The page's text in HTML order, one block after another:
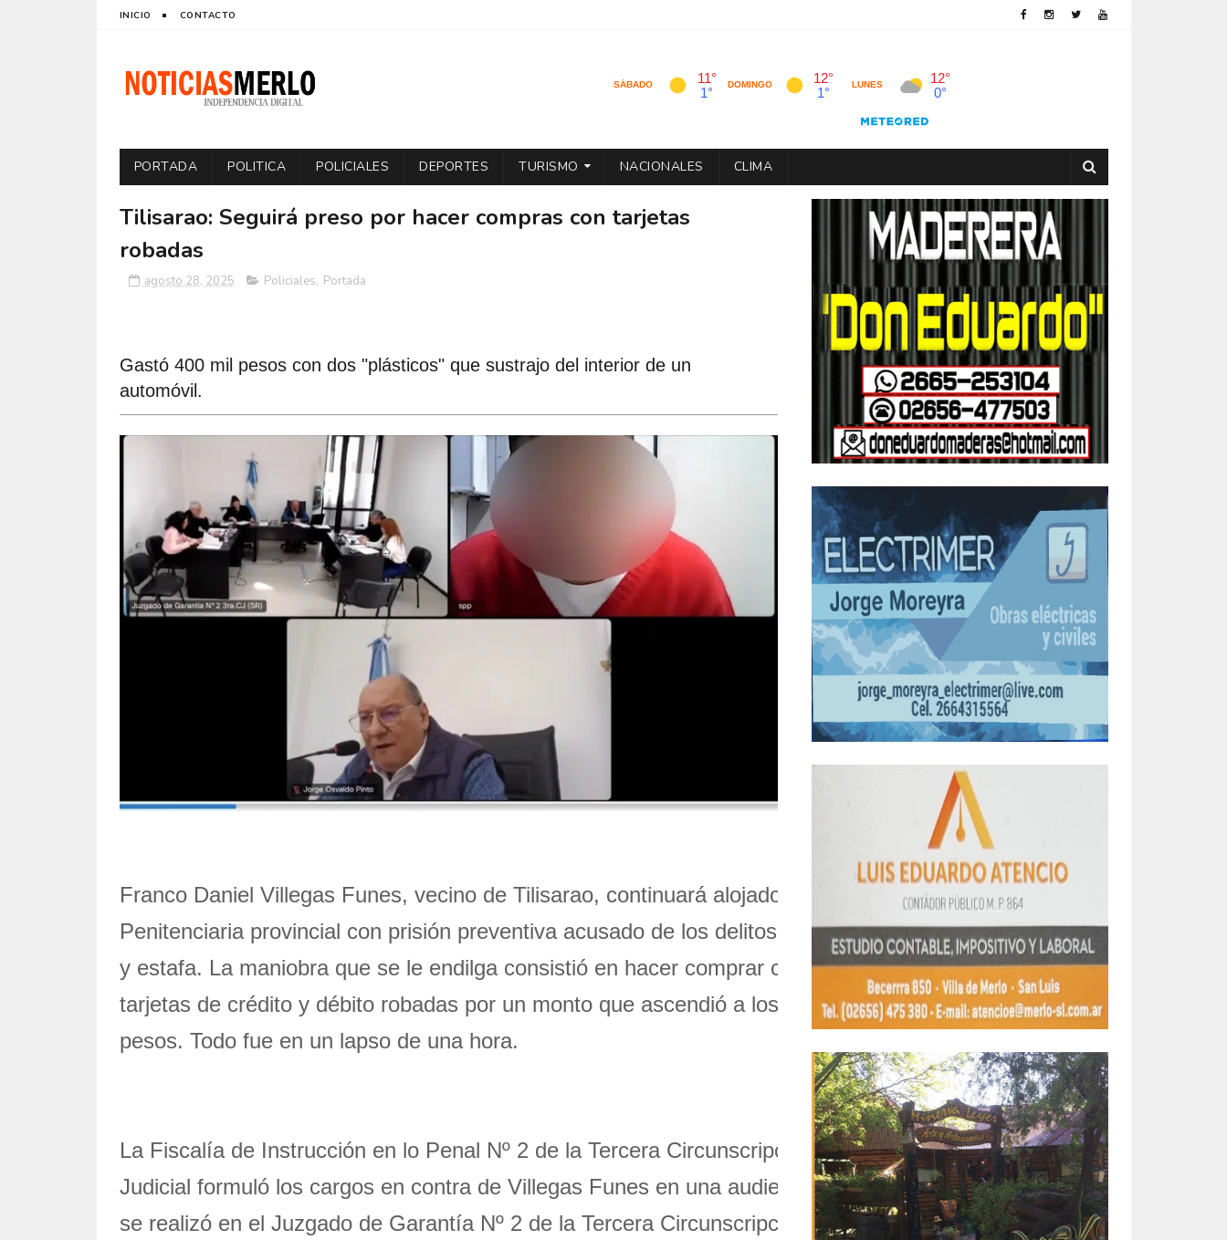
INICIO CONTACTO
PORTADA POLITICA POLICIALES DEPORTES TURISMO NACIONALES CLIMA
Tilisarao: Seguirá preso por hacer compras con tarjetas
robadas
agosto 28, 2025 Policiales, Portada
Gastó 400 mil pesos con dos "plásticos" que sustrajo del interior de un
automóvil.
Franco Daniel Villegas Funes, vecino de Tilisarao, continuará alojado en la
Penitenciaria provincial con prisión preventiva acusado de los delitos de hurto
y estafa. La maniobra que se le endilga consistió en hacer comprar con
tarjetas de crédito y débito robadas por un monto que ascendió a los 400 mil
pesos. Todo fue en un lapso de una hora.
La Fiscalía de Instrucción en lo Penal Nº 2 de la Tercera Circunscripción
Judicial formuló los cargos en contra de Villegas Funes en una audiencia que
se realizó en el Juzgado de Garantía Nº 2 de la Tercera Circunscripción